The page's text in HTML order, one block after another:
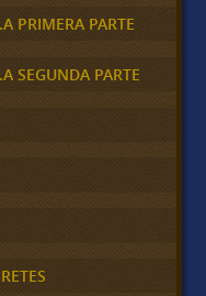
PRIMERA PARTE
SEGUNDA PARTE